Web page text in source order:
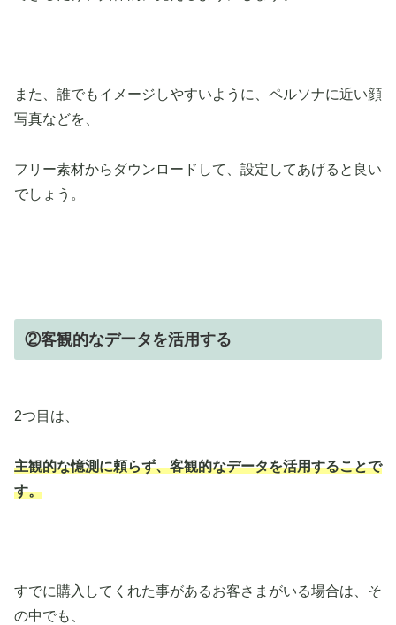
また、誰でもイメージしやすいように、ペルソナに近い顔
写真などを、
フリー素材からダウンロードして、設定してあげると良い
でしょう。
②客観的なデータを活用する
2つ目は、
主観的な憶測に頼らず、客観的なデータを活用することで
す。
すでに購入してくれた事があるお客さまがいる場合は、そ
の中でも、